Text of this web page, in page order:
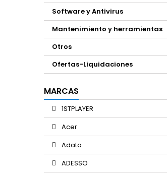
Software y Antivirus
Mantenimiento y herramientas
Otros
Ofertas-Liquidaciones
MARCAS
1STPLAYER
Acer
Adata
ADESSO